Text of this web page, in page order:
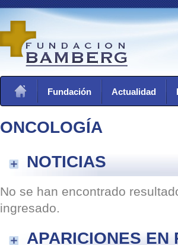
Fundación Actualidad
ONCOLOGÍA
NOTICIAS
No se han encontrado
ingresado.
APARICIONES EN